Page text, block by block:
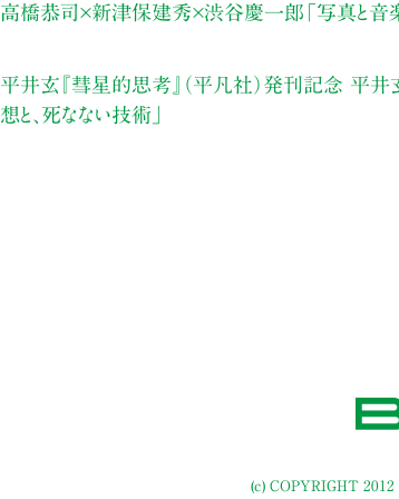
平井玄『彗星的思考』（平凡社）発刊記念 平井
想と、死なない技術」
高橋恭司×新津保建秀×渋谷慶一郎「写真と音楽
(c) COPYRIGHT